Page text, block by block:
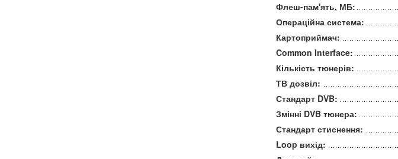
Флеш-пам'ять, МБ:
Операційна система:
Картоприймач:
Common Interface:
Кількість тюнерів:
ТВ дозвіл:
Стандарт DVB:
Змінні DVB тюнера:
Стандарт стиснення:
Loop вихід: